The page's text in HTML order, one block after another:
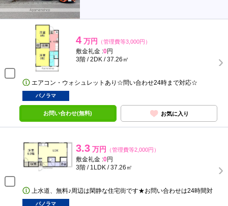
4 万円 （管理費等3,000円）
敷金礼金 :0円
3階 / 2DK / 37.26㎡
エアコン・ウォシュレットあり☆問い合わせ24時まで対応☆
パノラマ
お問い合わせ(無料) お気に入り
3.3 万円 （管理費等2,000円）
敷金礼金 :0円
3階 / 1LDK / 37.26㎡
上水道、無料♪周辺は閑静な住宅街です★お問い合わせは24時間対
パノラマ